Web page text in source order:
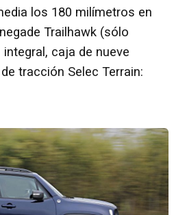
los 180 milímetros en
Trailhawk (sólo
caja de nueve
tracción Selec Terrain: